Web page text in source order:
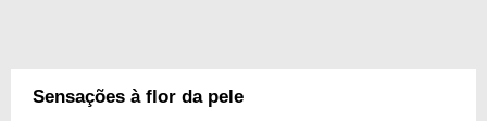
Sensações à flor da pele